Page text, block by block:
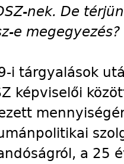
nek. De
e megegyezés?
i tárgyalások
képviselői
a 25